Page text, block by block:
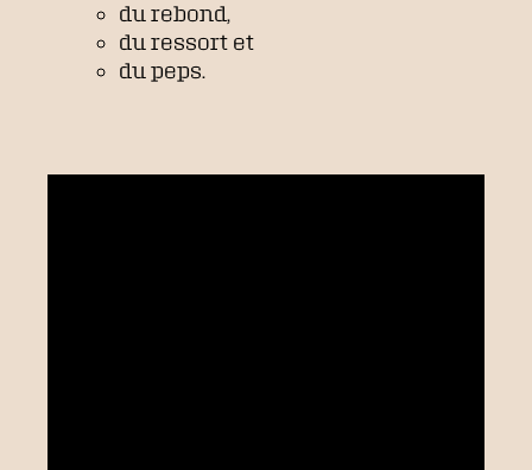
du rebond,
du ressort et
du peps.